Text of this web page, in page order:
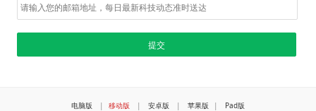
电脑版 | 移动版 | 安卓版 | 苹果版 | Pad版